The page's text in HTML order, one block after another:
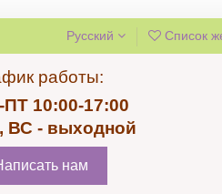
Русский Список
работы:
10:00-17:00
ВС - выходной
нам